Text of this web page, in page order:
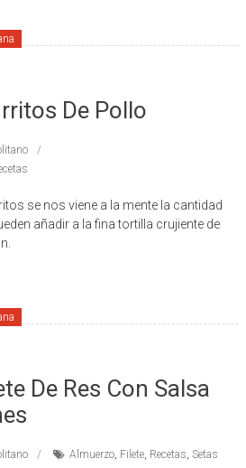
De Pollo
se nos viene a la mente la cantidad
añadir a la fina tortilla crujiente de
De Res Con Salsa
Almuerzo, Filete, Recetas, Setas